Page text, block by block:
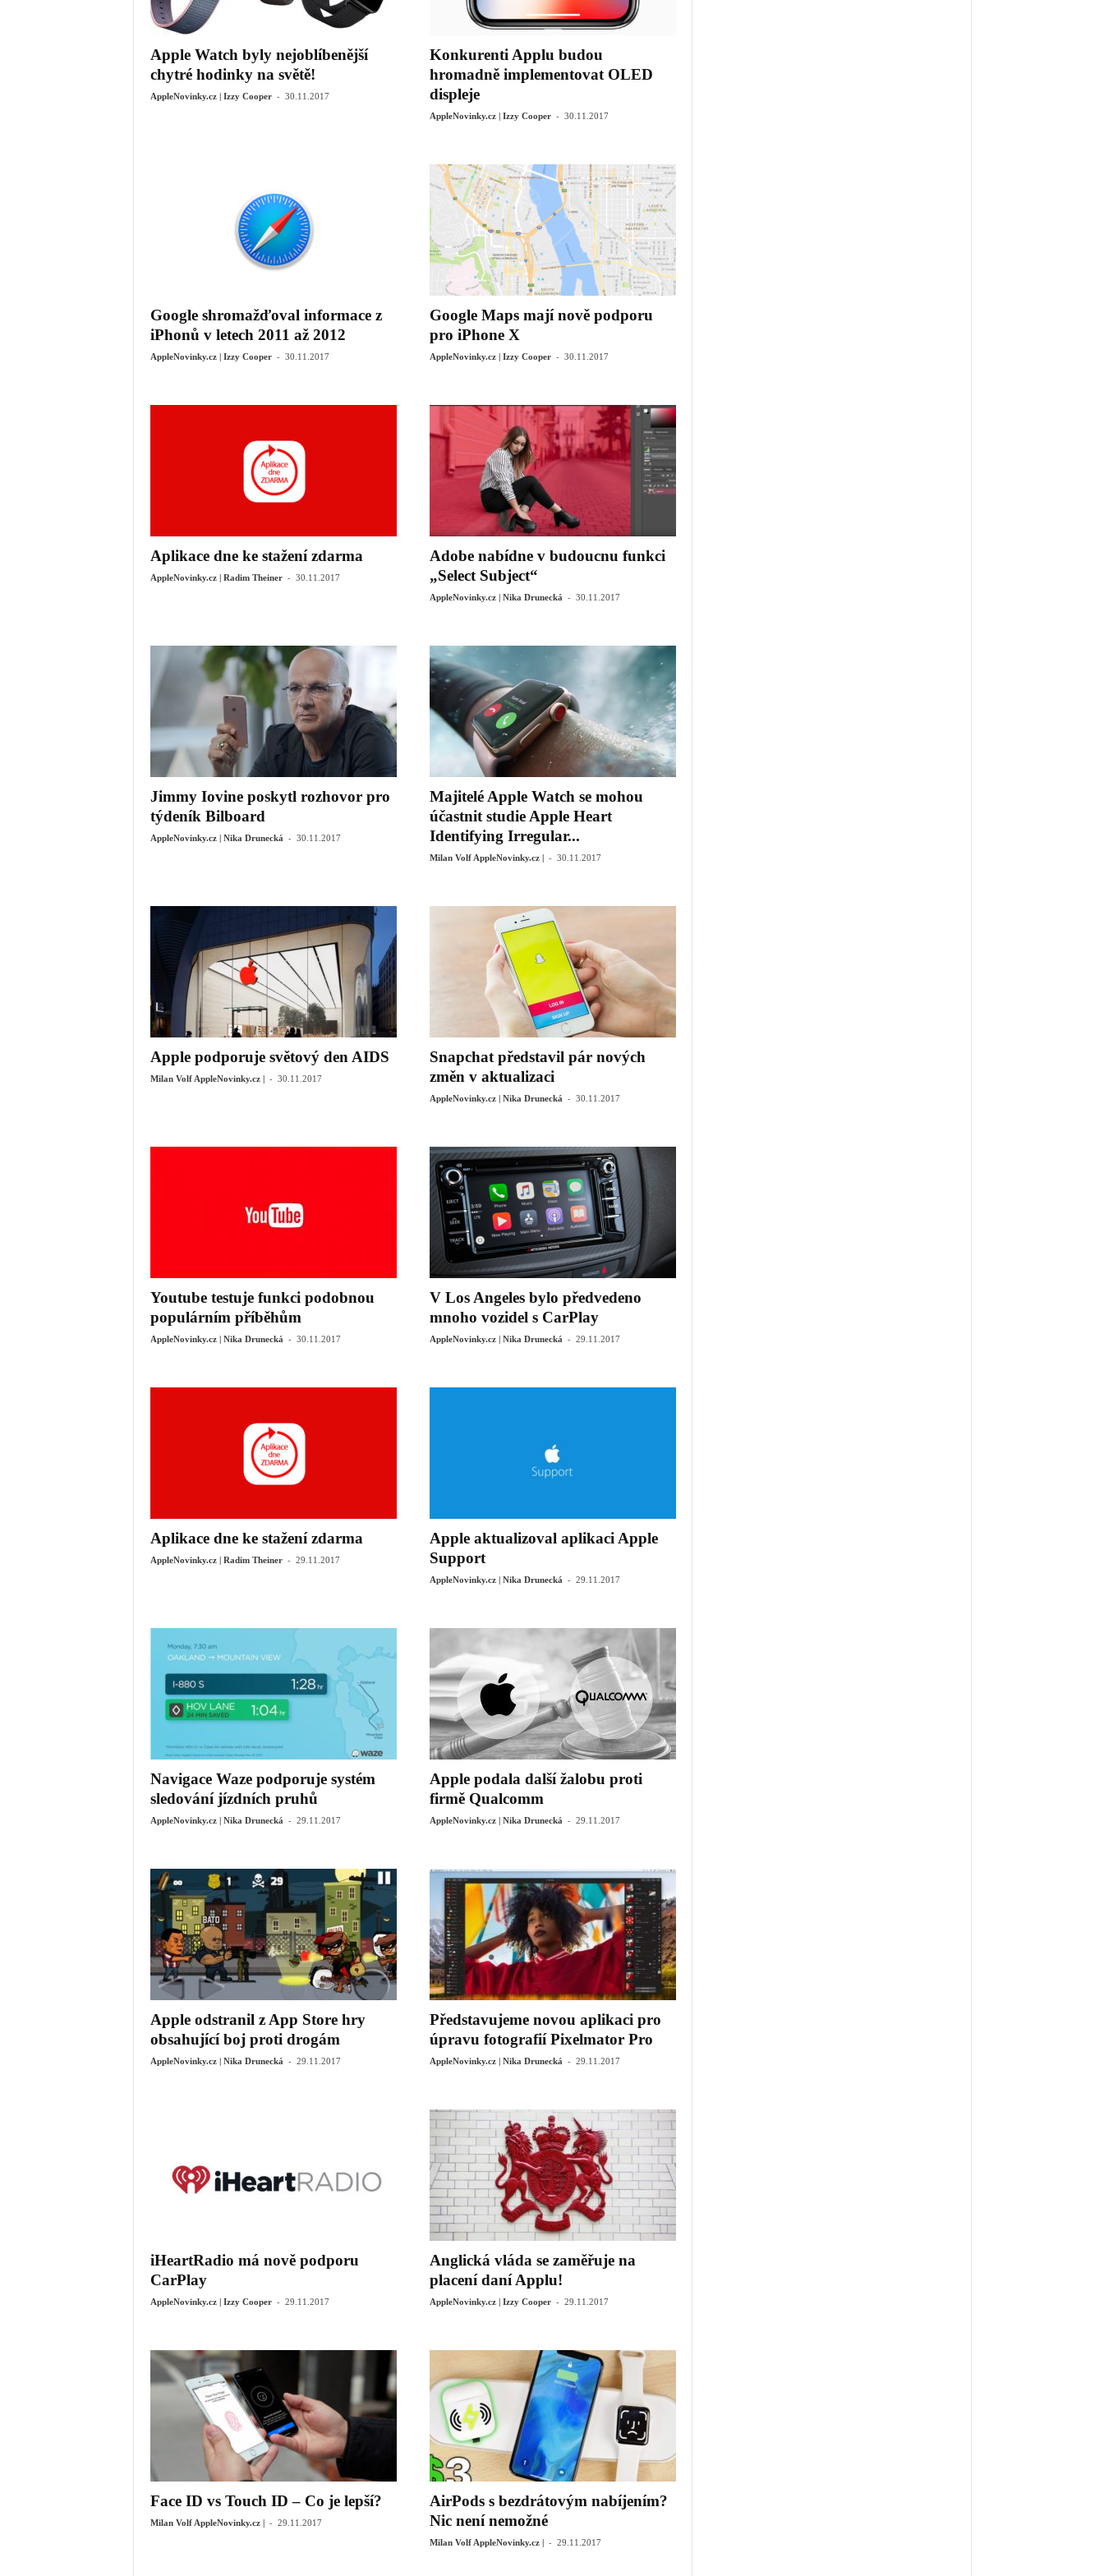
Apple Watch byly nejoblíbenější
chytré hodinky na světě!
AppleNovinky.cz | Izzy Cooper - 30.11.2017
Konkurenti Applu budou
hromadně implementovat OLED
displeje
AppleNovinky.cz | Izzy Cooper - 30.11.2017
Google shromažďoval informace z
iPhonů v letech 2011 až 2012
AppleNovinky.cz | Izzy Cooper - 30.11.2017
Google Maps mají nově podporu
pro iPhone X
AppleNovinky.cz | Izzy Cooper - 30.11.2017
Aplikace dne ke stažení zdarma
AppleNovinky.cz | Radim Theiner - 30.11.2017
Adobe nabídne v budoucnu funkci
„Select Subject“
AppleNovinky.cz | Nika Drunecká - 30.11.2017
Jimmy Iovine poskytl rozhovor pro
týdeník Bilboard
AppleNovinky.cz | Nika Drunecká - 30.11.2017
Majitelé Apple Watch se mohou
účastnit studie Apple Heart
Identifying Irregular...
Milan Volf AppleNovinky.cz | - 30.11.2017
Apple podporuje světový den AIDS
Milan Volf AppleNovinky.cz | - 30.11.2017
Snapchat představil pár nových
změn v aktualizaci
AppleNovinky.cz | Nika Drunecká - 30.11.2017
Youtube testuje funkci podobnou
populárním příběhům
AppleNovinky.cz | Nika Drunecká - 30.11.2017
V Los Angeles bylo předvedeno
mnoho vozidel s CarPlay
AppleNovinky.cz | Nika Drunecká - 29.11.2017
Aplikace dne ke stažení zdarma
AppleNovinky.cz | Radim Theiner - 29.11.2017
Apple aktualizoval aplikaci Apple
Support
AppleNovinky.cz | Nika Drunecká - 29.11.2017
Navigace Waze podporuje systém
sledování jízdních pruhů
AppleNovinky.cz | Nika Drunecká - 29.11.2017
Apple podala další žalobu proti
firmě Qualcomm
AppleNovinky.cz | Nika Drunecká - 29.11.2017
Apple odstranil z App Store hry
obsahující boj proti drogám
AppleNovinky.cz | Nika Drunecká - 29.11.2017
Představujeme novou aplikaci pro
úpravu fotografií Pixelmator Pro
AppleNovinky.cz | Nika Drunecká - 29.11.2017
iHeartRadio má nově podporu
CarPlay
AppleNovinky.cz | Izzy Cooper - 29.11.2017
Anglická vláda se zaměřuje na
placení daní Applu!
AppleNovinky.cz | Izzy Cooper - 29.11.2017
Face ID vs Touch ID – Co je lepší?
Milan Volf AppleNovinky.cz | - 29.11.2017
AirPods s bezdrátovým nabíjením?
Nic není nemožné
Milan Volf AppleNovinky.cz | - 29.11.2017